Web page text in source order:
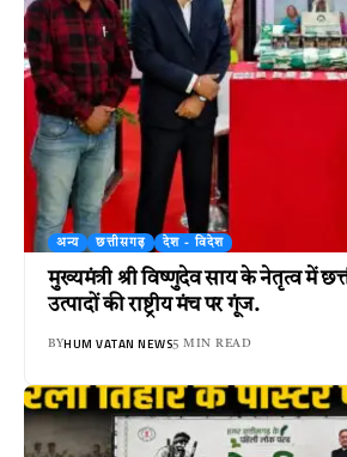
अन्य छत्तीसगढ़ देश - विदेश
मुख्यमंत्री श्री विष्णुदेव साय के नेतृत्व में
उत्पादों की राष्ट्रीय मंच पर गूंज.
BYHUM VATAN NEWS5 MIN READ